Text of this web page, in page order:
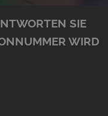
SIE
WIRD